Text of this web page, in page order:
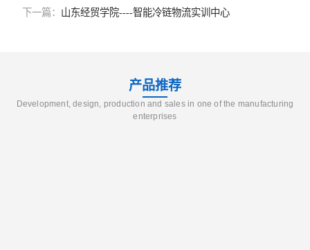
下一篇： 山东经贸学院----智能冷链物流实训中心
产品推荐
Development, design, production and sales in one of the manufacturing
enterprises